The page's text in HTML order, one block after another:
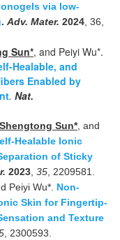
via low-
. Adv. Mater. 2024, 36,
Sun*, and Peiyi Wu*.
Healable, and
Enabled by
. Nat.
Shengtong Sun*, and
Healable Ionic
of Sticky
2023, 35, 2209581.
Peiyi Wu*. Non-
Skin for Fingertip-
and Texture
, 2300593.